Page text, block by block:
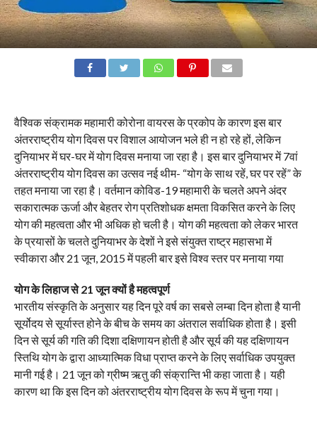
वैश्विक संक्रामक महामारी कोरोना वायरस के प्रकोप के कारण इस बार
अंतरराष्ट्रीय योग दिवस पर विशाल आयोजन भले ही न हो रहे हों, लेकिन
दुनियाभर में घर-घर में योग दिवस मनाया जा रहा है। इस बार दुनियाभर में 7वां
अंतरराष्ट्रीय योग दिवस का उत्सव नई थीम- “योग के साथ रहें, घर पर रहें” के
तहत मनाया जा रहा है। वर्तमान कोविड-19 महामारी के चलते अपने अंदर
सकारात्मक ऊर्जा और बेहतर रोग प्रतिशोधक क्षमता विकसित करने के लिए
योग की महत्वता और भी अधिक हो चली है। योग की महत्वता को लेकर भारत
के प्रयासों के चलते दुनियाभर के देशों ने इसे संयुक्त राष्ट्र महासभा में
स्वीकारा और 21 जून, 2015 में पहली बार इसे विश्व स्तर पर मनाया गया
योग के लिहाज से 21 जून क्यों है महत्वपूर्ण
भारतीय संस्कृति के अनुसार यह दिन पूरे वर्ष का सबसे लम्बा दिन होता है यानी
सूर्योदय से सूर्यास्त होने के बीच के समय का अंतराल सर्वाधिक होता है। इसी
दिन से सूर्य की गति की दिशा दक्षिणायन होती है और सूर्य की यह दक्षिणायन
स्तिथि योग के द्वारा आध्यात्मिक विधा प्राप्त करने के लिए सर्वाधिक उपयुक्त
मानी गई है। 21 जून को ग्रीष्म ऋतु की संक्रान्ति भी कहा जाता है। यही
कारण था कि इस दिन को अंतरराष्ट्रीय योग दिवस के रूप में चुना गया।